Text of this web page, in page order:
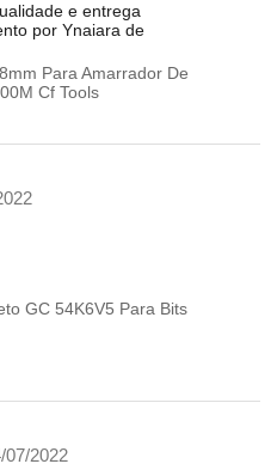
e entrega
por Ynaiara de
Para Amarrador De
Cf Tools
GC 54K6V5 Para Bits
07/2022